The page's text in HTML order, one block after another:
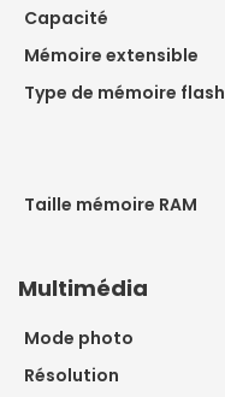
Capacité
Mémoire extensible
Type de mémoire flash
Taille mémoire RAM
Multimédia
Mode photo
Résolution